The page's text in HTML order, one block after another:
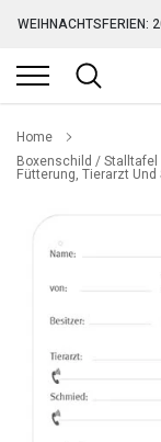
zum
Inhalt
WEIHNACHTSFERIEN:
GRATIS
Home
Boxenschild /
Fütterung, Tierarzt Und